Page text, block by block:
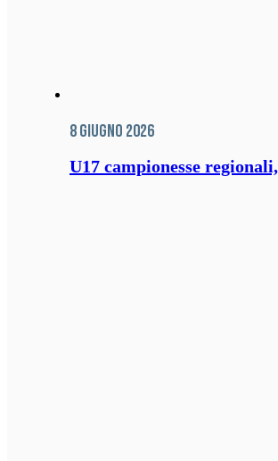
8 Giugno 2026
U17 campionesse